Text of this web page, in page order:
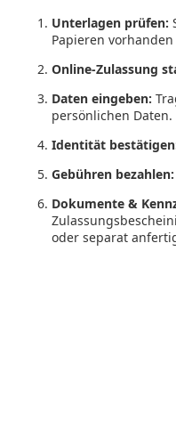
Unterlagen prüfen:
Papieren
Online-Zulassung
Daten eingeben:
persönlichen Daten.
Identität
Gebühren bezahlen:
Dokumente &
oder separat